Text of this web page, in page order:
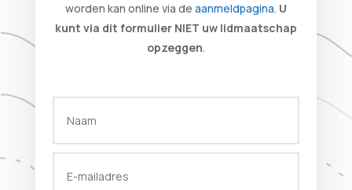
worden kan online via de aanmeldpagina. U
kunt via dit formulier NIET uw lidmaatschap
opzeggen.